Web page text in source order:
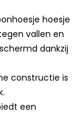
hoesje
vallen en
dankzij
constructie is
een